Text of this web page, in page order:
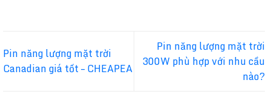
Pin năng lượng mặt trời
Canadian giá tốt – CHEAPEA
Pin năng lượng mặt trời
300W phù hợp với nhu cầu
nào?